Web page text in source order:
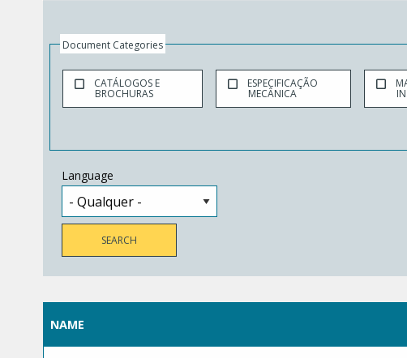
Document Categories
CATÁLOGOS E
BROCHURAS
ESPECIFICAÇÃO
MECÂNICA
Language
NAME